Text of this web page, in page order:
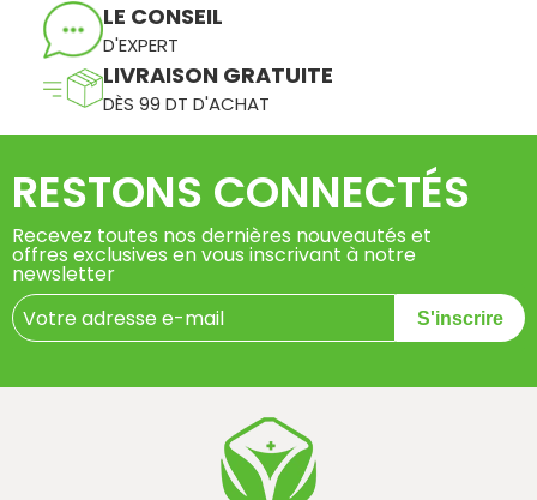
LE CONSEIL
D'EXPERT
LIVRAISON GRATUITE
DÈS 99 DT D'ACHAT
RESTONS CONNECTÉS
Recevez toutes nos dernières nouveautés et
offres exclusives en vous inscrivant à notre
newsletter
S'inscrire